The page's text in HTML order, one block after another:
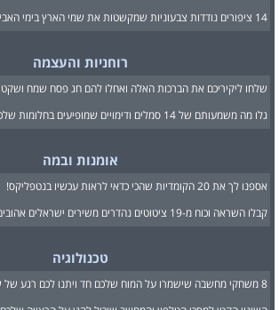
14 ציפורים נודדות צבעוניות שמקשטות את שמי הארץ בימי האביב
רוחניות והעצמה
שלחו ליקיריכם את הברכות האלה ואחלו להם חג פסח שמח ושקט
גלו מה משמעותם של 14 סמלים ודימויים שמופיעים בחלומות שלכם
אומנות ובמה
אספנו לך את 20 הקומדיות שהכי כדאי לראות עכשיו בנטפליקס!
קבלו השראה וכוח מ-19 ציטוטים נהדרים משירים ישראלים אהובים
טכנולוגיה
8 משחקי מחשבה שישמרו על המוח שלכם חד ויתנו לכם רגע של שקט